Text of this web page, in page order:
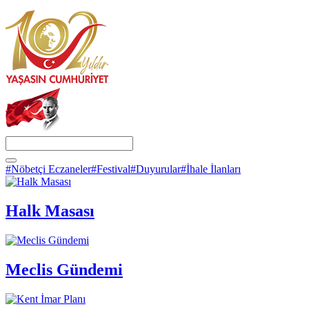
#Nöbetçi Eczaneler#Festival#Duyurular#İhale İlanları
Halk Masası
Meclis Gündemi